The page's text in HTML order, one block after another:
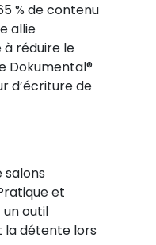
% de contenu
allie
à réduire le
Dokumental®
d’écriture de
et
outil
la détente lors